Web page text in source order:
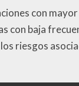
con
con baja
riesgos